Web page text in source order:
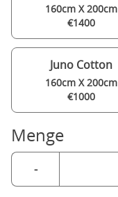
160cm X 200cm
€1400
Juno Cotton
160cm X 200cm
€1000
Menge
-